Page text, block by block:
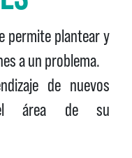
permite plantear y
a un problema.
de nuevos
el área de su